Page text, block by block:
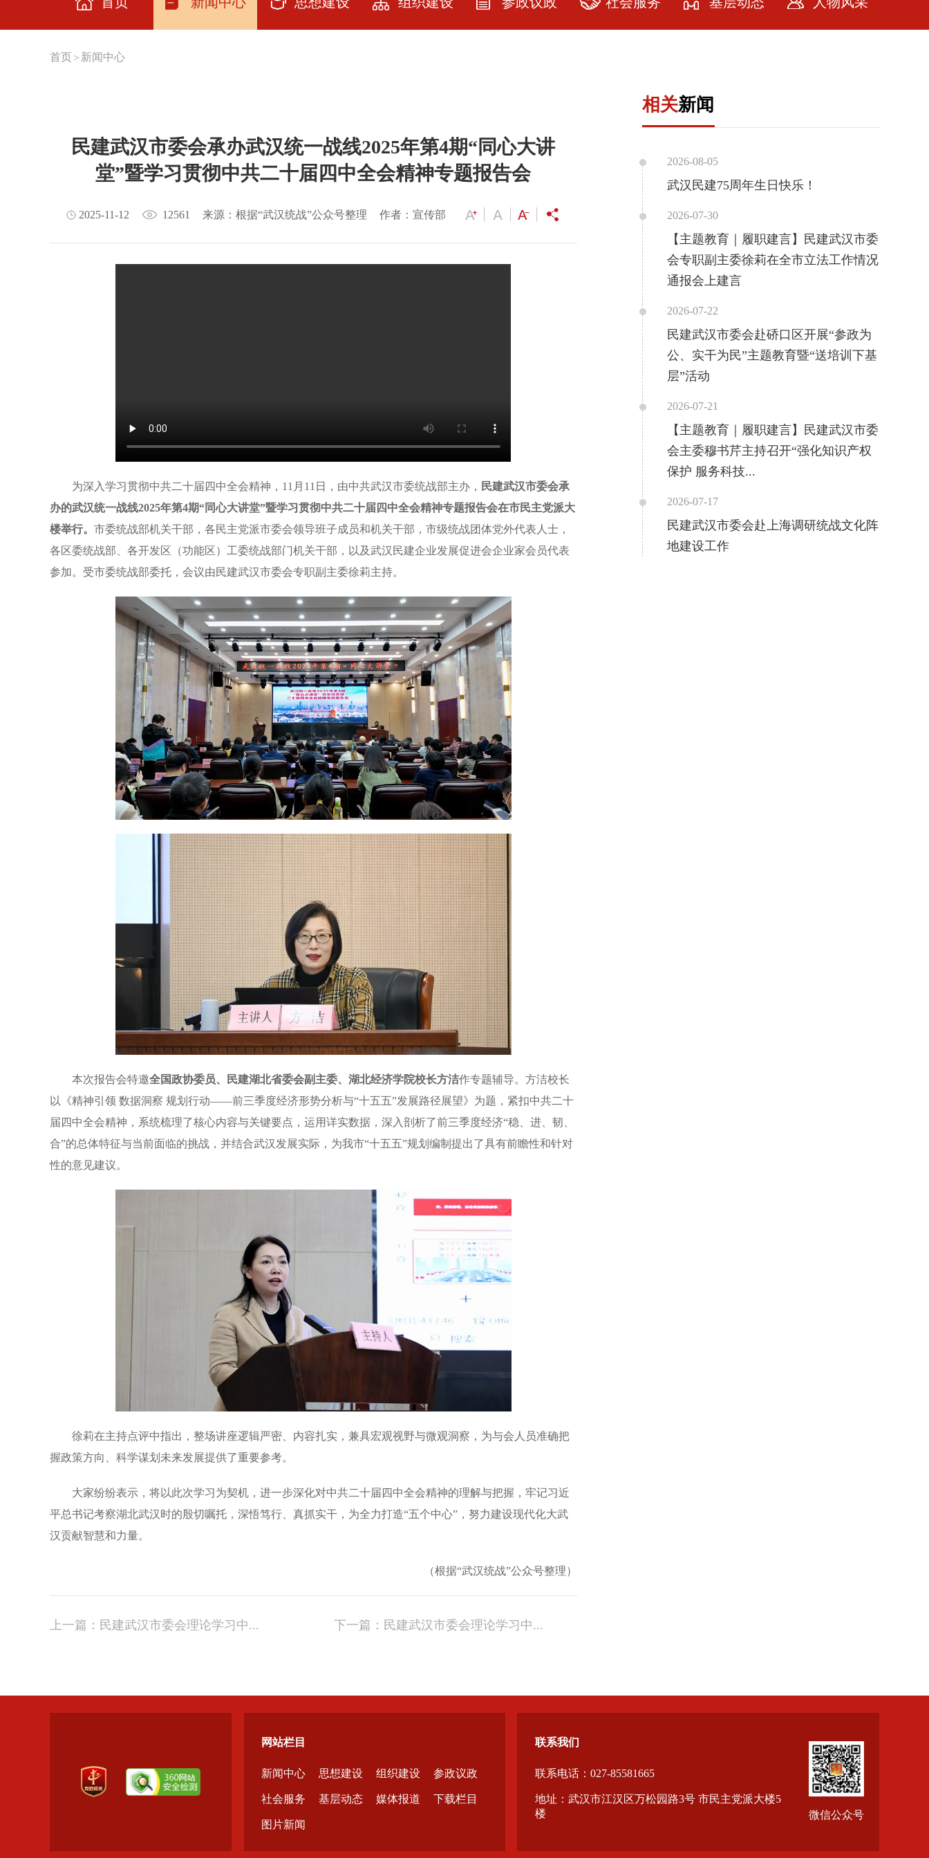
交流园地
云上展厅
人大代表政协
委员名单
提案选登
社情民意
服务社会
首页> 新闻中心
民建武汉市委会承办武汉统一战线2025年第4期“同心大讲
堂”暨学习贯彻中共二十届四中全会精神专题报告会
2025-11-12 12561 来源：根据“武汉统战”公众号整理 作者：宣传部
为深入学习贯彻中共二十届四中全会精神，11月11日，由中共武汉市委统战部主办， 民建武汉市委会承
办的武汉统一战线2025年第4期“同心大讲堂”暨学习贯彻中共二十届四中全会精神专题报告会在市民主党派大
楼举行。 市委统战部机关干部，各民主党派市委会领导班子成员和机关干部，市级统战团体党外代表人士，
各区委统战部、各开发区（功能区）工委统战部门机关干部，以及武汉民建企业发展促进会企业家会员代表
参加。受市委统战部委托，会议由民建武汉市委会专职副主委徐莉主持。
本次报告会特邀全国政协委员、民建湖北省委会副主委、湖北经济学院校长方洁作专题辅导。方洁校长
以《精神引领 数据洞察 规划行动——前三季度经济形势分析与“十五五”发展路径展望》为题，紧扣中共二十
届四中全会精神，系统梳理了核心内容与关键要点，运用详实数据，深入剖析了前三季度经济“稳、进、韧、
合”的总体特征与当前面临的挑战，并结合武汉发展实际，为我市“十五五”规划编制提出了具有前瞻性和针对
性的意见建议。
徐莉在主持点评中指出，整场讲座逻辑严密、内容扎实，兼具宏观视野与微观洞察，为与会人员准确把
握政策方向、科学谋划未来发展提供了重要参考。
大家纷纷表示，将以此次学习为契机，进一步深化对中共二十届四中全会精神的理解与把握，牢记习近
平总书记考察湖北武汉时的殷切嘱托，深悟笃行、真抓实干，为全力打造“五个中心”，努力建设现代化大武
汉贡献智慧和力量。
（根据“武汉统战”公众号整理）
上一篇： 民建武汉市委会理论学习中... 下一篇： 民建武汉市委会理论学习中...
相关新闻
2026-08-05
武汉民建75周年生日快乐！
2026-07-30
【主题教育｜履职建言】民建武汉市委
会专职副主委徐莉在全市立法工作情况
通报会上建言
2026-07-22
民建武汉市委会赴硚口区开展“参政为
公、实干为民”主题教育暨“送培训下基
层”活动
2026-07-21
【主题教育｜履职建言】民建武汉市委
会主委穆书芹主持召开“强化知识产权
保护 服务科技...
2026-07-17
民建武汉市委会赴上海调研统战文化阵
地建设工作
网站栏目
新闻中心 思想建设 组织建设 参政议政
社会服务 基层动态 媒体报道 下载栏目
图片新闻
联系我们
联系电话：027-85581665
地址：武汉市江汉区万松园路3号 市民主党派大楼5
楼
微信公众号